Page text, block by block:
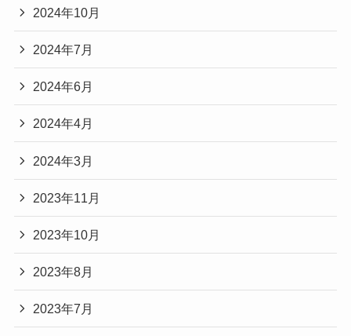
2024年10月
2024年7月
2024年6月
2024年4月
2024年3月
2023年11月
2023年10月
2023年8月
2023年7月